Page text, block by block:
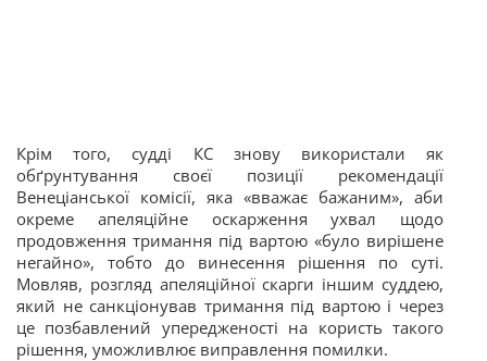
Крім того, судді КС знову використали як
обґрунтування своєї позиції рекомендації
Венеціанської комісії, яка «вважає бажаним», аби
окреме апеляційне оскарження ухвал щодо
продовження тримання під вартою «було вирішене
негайно», тобто до винесення рішення по суті.
Мовляв, розгляд апеляційної скарги іншим суддею,
який не санкціонував тримання під вартою і через
це позбавлений упередженості на користь такого
рішення, уможливлює виправлення помилки.